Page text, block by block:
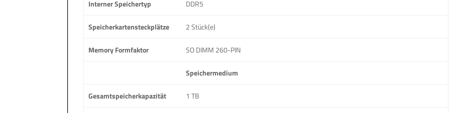
Interner Speichertyp DDR5
Speicherkartensteckplätze 2 Stück(e)
Memory Formfaktor SO DIMM 260-PIN
Speichermedium
Gesamtspeicherkapazität 1 TB